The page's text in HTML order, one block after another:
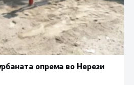
опрема во Нерези